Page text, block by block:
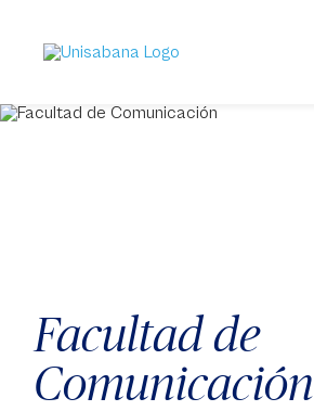
contenido
principal
Facultad de
Comunicación